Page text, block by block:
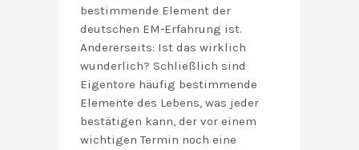
bestimmende Element der
deutschen EM-Erfahrung ist.
Andererseits: Ist das wirklich
wunderlich? Schließlich sind
Eigentore häufig bestimmende
Elemente des Lebens, was jeder
bestätigen kann, der vor einem
wichtigen Termin noch eine